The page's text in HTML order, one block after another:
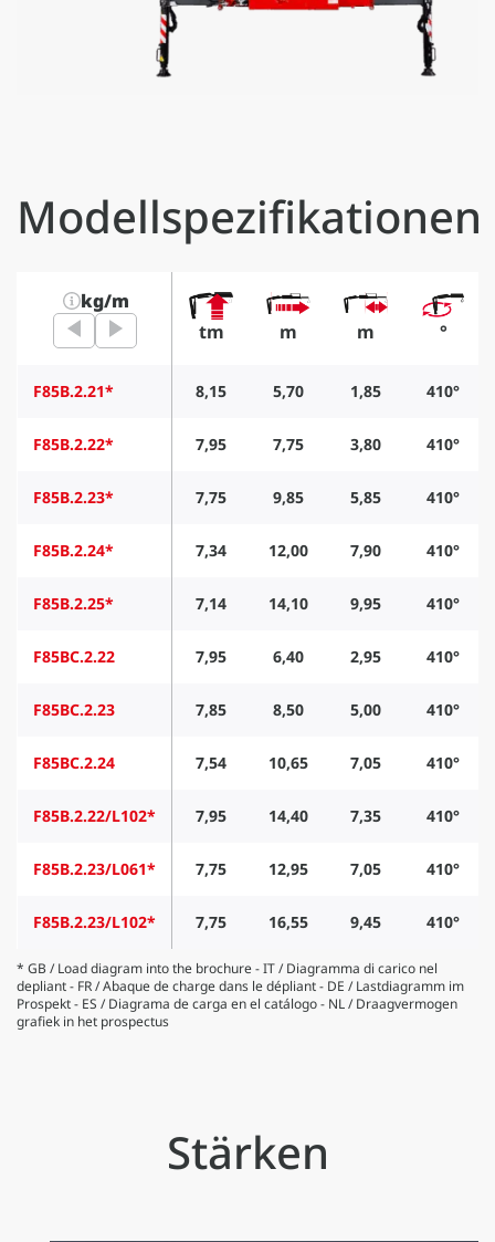
Modellspezifikationen
kg/m
tm
m m °
F85B.2.21* 8,15 5,70 1,85 410°
F85B.2.22* 7,95 7,75 3,80 410°
F85B.2.23* 7,75 9,85 5,85 410°
F85B.2.24* 7,34 12,00 7,90 410°
F85B.2.25* 7,14 14,10 9,95 410°
F85BC.2.22 7,95 6,40 2,95 410°
F85BC.2.23 7,85 8,50 5,00 410°
F85BC.2.24 7,54 10,65 7,05 410°
F85B.2.22/L102* 7,95 14,40 7,35 410°
F85B.2.23/L061* 7,75 12,95 7,05 410°
F85B.2.23/L102* 7,75 16,55 9,45 410°
* GB / Load diagram into the brochure - IT / Diagramma di carico nel
depliant - FR / Abaque de charge dans le dépliant - DE / Lastdiagramm im
Prospekt - ES / Diagrama de carga en el catálogo - NL / Draagvermogen
grafiek in het prospectus
Stärken